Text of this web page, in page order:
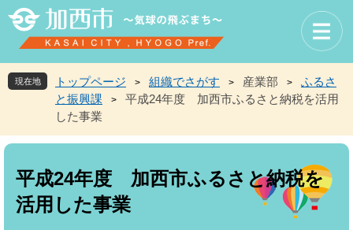
先
頭
を
飛
現在地 トップページ > 組織でさがす > 産業部 >
ふるさ
と振興課
>
平成24年度 加西市ふるさと納税を活用
した事業
本
平成24年度 加西市ふるさと納税を
活用した事業